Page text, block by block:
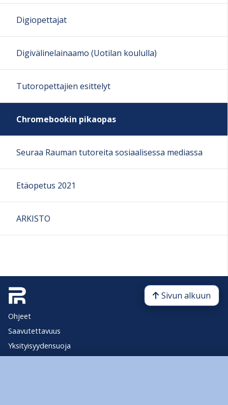
Digiopettajat
Digivälinelainaamo (Uotilan koululla)
Tutoropettajien esittelyt
Chromebookin pikaopas
Seuraa Rauman tutoreita sosiaalisessa mediassa
Etäopetus 2021
ARKISTO
Ohjeet
Saavutettavuus
Yksityisyydensuoja
Sivun alkuun